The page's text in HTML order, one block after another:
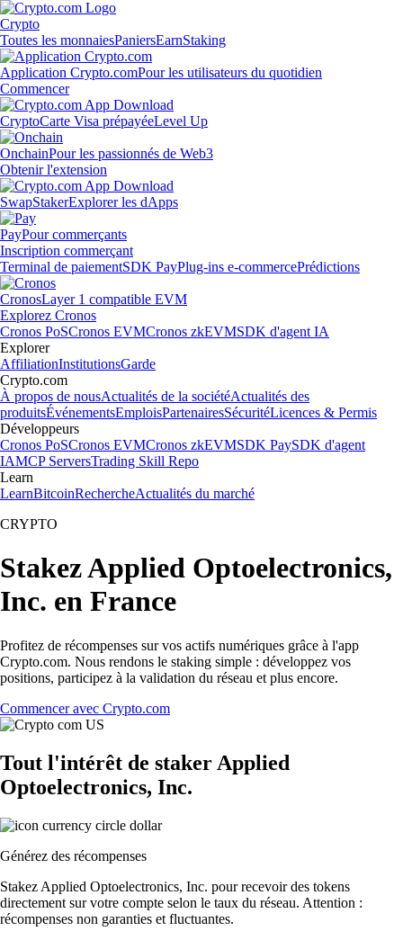
Crypto
Toutes les monnaiesPaniersEarnStaking
Application Crypto.comPour les utilisateurs du quotidien
Commencer
CryptoCarte Visa prépayéeLevel Up
OnchainPour les passionnés de Web3
Obtenir l'extension
SwapStakerExplorer les dApps
PayPour commerçants
Inscription commerçant
Terminal de paiementSDK PayPlug-ins e-commercePrédictions
CronosLayer 1 compatible EVM
Explorez Cronos
Cronos PoSCronos EVMCronos zkEVMSDK d'agent IA
Explorer
AffiliationInstitutionsGarde
Crypto.com
À propos de nousActualités de la sociétéActualités des
produitsÉvénementsEmploisPartenairesSécuritéLicences & Permis
Développeurs
Cronos PoSCronos EVMCronos zkEVMSDK PaySDK d'agent
IAMCP ServersTrading Skill Repo
Learn
LearnBitcoinRechercheActualités du marché
CRYPTO
Stakez Applied Optoelectronics,
Inc. en France
Profitez de récompenses sur vos actifs numériques grâce à l'app
Crypto.com. Nous rendons le staking simple : développez vos
positions, participez à la validation du réseau et plus encore.
Commencer avec Crypto.com
Tout l'intérêt de staker Applied
Optoelectronics, Inc.
Générez des récompenses
Stakez Applied Optoelectronics, Inc. pour recevoir des tokens
directement sur votre compte selon le taux du réseau. Attention :
récompenses non garanties et fluctuantes.